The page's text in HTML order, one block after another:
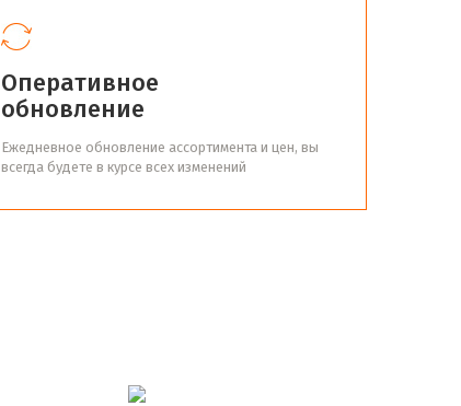
Оперативное
обновление
Ежедневное обновление ассортимента и цен, вы
всегда будете в курсе всех изменений